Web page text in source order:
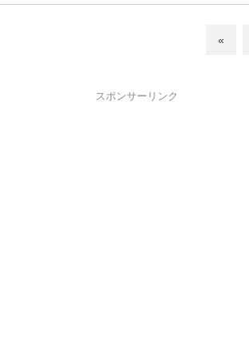
«
スポンサーリンク